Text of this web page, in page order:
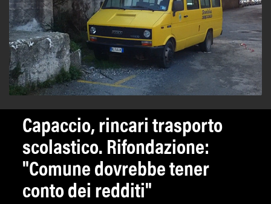
Capaccio, rincari trasporto
scolastico. Rifondazione:
"Comune dovrebbe tener
conto dei redditi"